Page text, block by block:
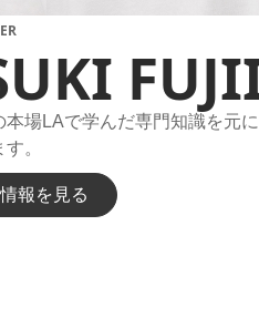
本場LAで学んだ専門知識を元
す。
報を見る